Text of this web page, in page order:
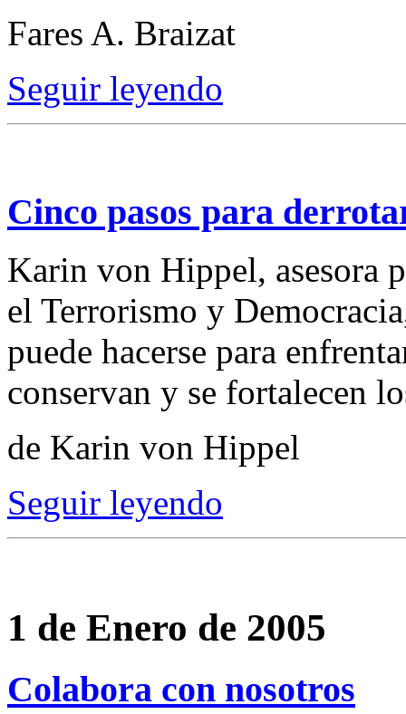
Fares A. Braizat
Seguir leyendo
Cinco pasos para
Karin von Hippel, asesora
el Terrorismo y
puede hacerse para
conservan y se fortalecen
de Karin von Hippel
Seguir leyendo
1 de Enero de 2005
Colabora con nosotros